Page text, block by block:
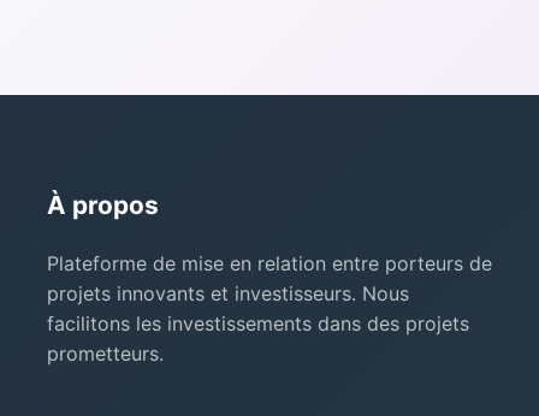
À propos
Plateforme de mise en relation entre porteurs de
projets innovants et investisseurs. Nous
facilitons les investissements dans des projets
prometteurs.